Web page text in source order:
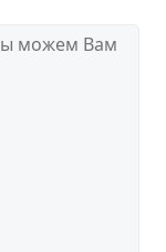
можем Вам